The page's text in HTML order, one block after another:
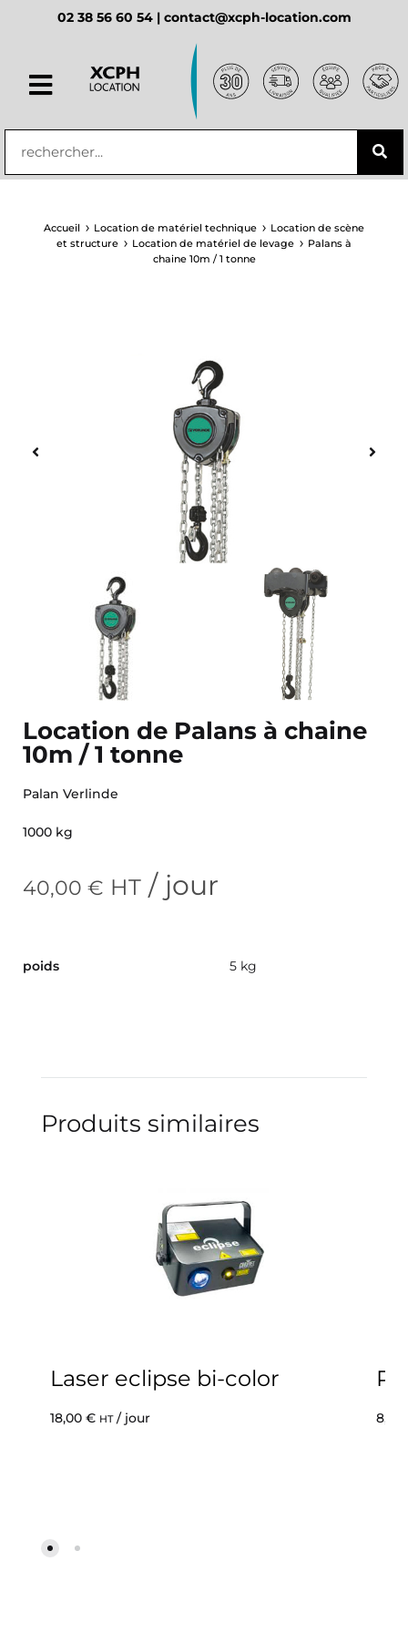
principal02 38 56 60 54 | contact@xcph-location.com
Accueil Location de matériel technique
Location de scène
et structure
Location de matériel de levage
Palans à
chaine 10m / 1 tonne
Location de Palans à chaine
10m / 1 tonne
Palan Verlinde
1000 kg
40,00 € HT / jour
poids 5 kg
Produits similaires
Laser eclipse bi-color
18,00 € HT/ jour 8,00